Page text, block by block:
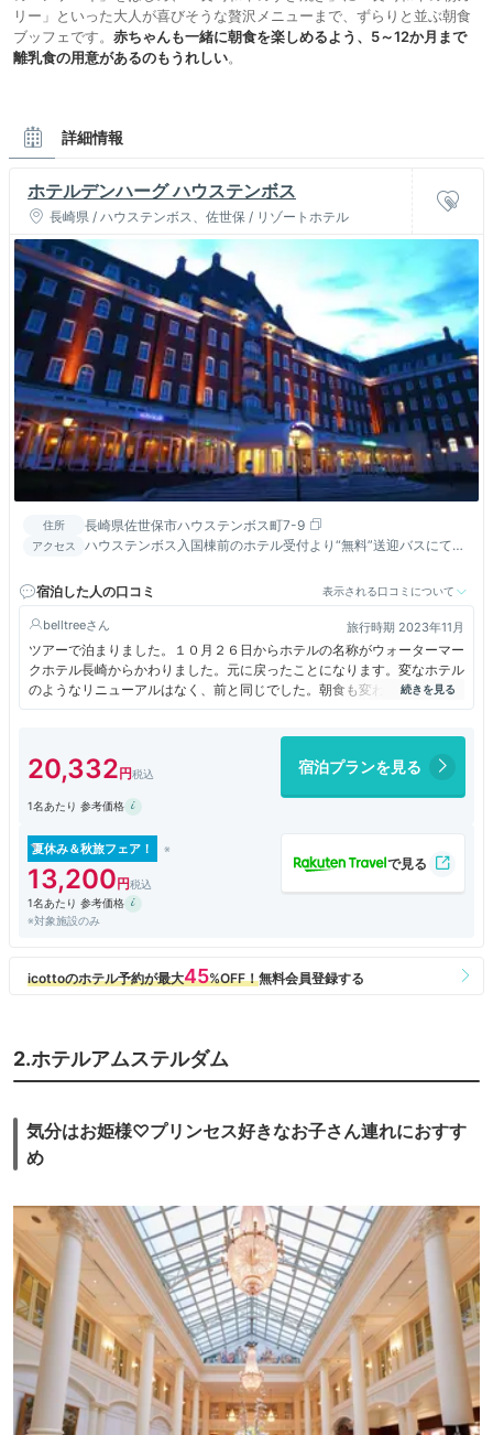
リー」といった大人が喜びそうな贅沢メニューまで、ずらりと並ぶ朝食
ブッフェです。 赤ちゃんも一緒に朝食を楽しめるよう、5～12か月まで
離乳食の用意があるのもうれしい。
詳細情報
ホテルデンハーグ ハウステンボス
長崎県 / ハウステンボス、佐世保 / リゾートホテル
住所 長崎県佐世保市ハウステンボス町7-9
アクセス
ハウステンボス入国棟前のホテル受付より“無料”送迎バスにて9
宿泊した人の口コミ
表示される口コミについて
belltree 旅行時期 2023年11月
ツアーで泊まりました。１０月２６日からホテルの名称がウォーターマー
クホテル長崎からかわりました。元に戻ったことになります。変なホテル
のようなリニューアルはなく、前と同じでした。朝食も変わらず品数が多
く、たいへんおいしかったです。
20,332 宿泊プランを見る
1名あたり 参考価格
夏休み＆秋旅フェア！
13,200
1名あたり 参考価格
※対象施設のみ
2.ホテルアムステルダム
気分はお姫様♡プリンセス好きなお子さん連れにおすす
め